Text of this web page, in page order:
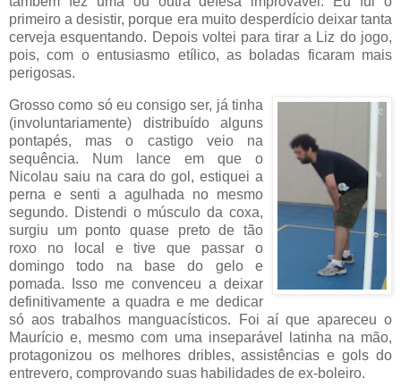
primeiro a desistir, porque era muito desperdício deixar tanta
cerveja esquentando. Depois voltei para tirar a Liz do jogo,
pois, com o entusiasmo etílico, as boladas ficaram mais
perigosas.
Grosso como só eu consigo ser, já tinha
(involuntariamente) distribuído alguns
pontapés, mas o castigo veio na
sequência. Num lance em que o
Nicolau saiu na cara do gol, estiquei a
perna e senti a agulhada no mesmo
segundo. Distendi o músculo da coxa,
surgiu um ponto quase preto de tão
roxo no local e tive que passar o
domingo todo na base do gelo e
pomada. Isso me convenceu a deixar
definitivamente a quadra e me dedicar
só aos trabalhos manguacísticos. Foi aí que apareceu o
Maurício e, mesmo com uma inseparável latinha na mão,
protagonizou os melhores dribles, assistências e gols do
entrevero, comprovando suas habilidades de ex-boleiro.